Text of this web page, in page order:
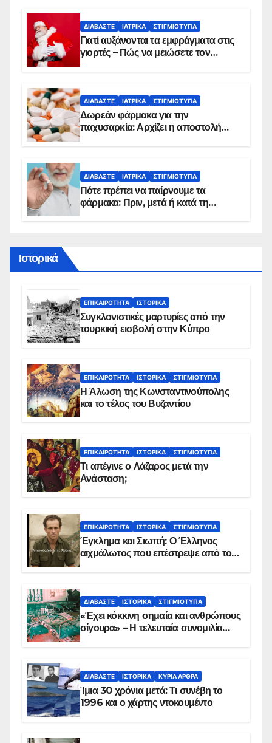
ΔΙΑΒΆΣΤΕ ΙΑΤΡΙΚΆ ΣΤΙΓΜΙΌΤΥΠΑ
Γιατί αυξάνονται τα εμφράγματα στις
γιορτές – Πώς να μειώσετε τον
ΔΙΑΒΆΣΤΕ ΙΑΤΡΙΚΆ ΣΤΙΓΜΙΌΤΥΠΑ
Δωρεάν φάρμακα για την
παχυσαρκία: Αρχίζει η αποστολή
ΔΙΑΒΆΣΤΕ ΙΑΤΡΙΚΆ ΣΤΙΓΜΙΌΤΥΠΑ
Πότε πρέπει να παίρνουμε τα
φάρμακα: Πριν, μετά ή κατά τη
Ιστορικά
ΕΠΙΚΑΙΡΌΤΗΤΑ ΙΣΤΟΡΙΚΆ
Συγκλονιστικές μαρτυρίες από την
τουρκική εισβολή στην Κύπρο
ΕΠΙΚΑΙΡΌΤΗΤΑ ΙΣΤΟΡΙΚΆ ΣΤΙΓΜΙΌΤΥΠΑ
Η Άλωση της Κωνσταντινούπολης
και το τέλος του Βυζαντίου
ΕΠΙΚΑΙΡΌΤΗΤΑ ΙΣΤΟΡΙΚΆ ΣΤΙΓΜΙΌΤΥΠΑ
Τι απέγινε ο Λάζαρος μετά την
Ανάσταση;
ΕΠΙΚΑΙΡΌΤΗΤΑ ΙΣΤΟΡΙΚΆ ΣΤΙΓΜΙΌΤΥΠΑ
Έγκλημα και Σιωπή: Ο Έλληνας
αιχμάλωτος που επέστρεψε από το
ΔΙΑΒΆΣΤΕ ΙΣΤΟΡΙΚΆ ΣΤΙΓΜΙΌΤΥΠΑ
«Έχει κόκκινη σημαία και ανθρώπους
σίγουρα» – Η τελευταία συνομιλία
ΔΙΑΒΆΣΤΕ ΙΣΤΟΡΙΚΆ ΚΥΡΙΑ ΑΡΘΡΑ
Ίμια 30 χρόνια μετά: Τι συνέβη το
1996 και ο χάρτης ντοκουμέντο